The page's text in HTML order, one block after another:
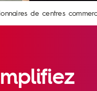
de centres